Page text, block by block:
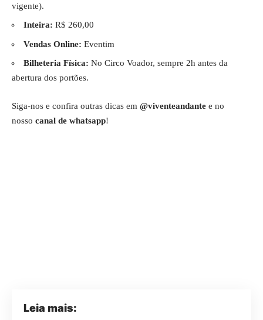
vigente).
Inteira: R$ 260,00
Vendas Online: Eventim
Bilheteria Física: No Circo Voador, sempre 2h antes da
abertura dos portões.
Siga-nos e confira outras dicas em @viventeandante e no
nosso canal de whatsapp!
Leia mais: